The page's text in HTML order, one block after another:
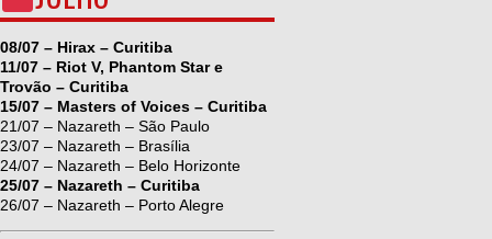
08/07 – Hirax – Curitiba
11/07 – Riot V, Phantom Star e
Trovão – Curitiba
15/07 – Masters of Voices – Curitiba
21/07 – Nazareth – São Paulo
23/07 – Nazareth – Brasília
24/07 – Nazareth – Belo Horizonte
25/07 – Nazareth – Curitiba
26/07 – Nazareth – Porto Alegre